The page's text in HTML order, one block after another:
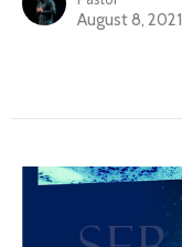
August 8, 2021